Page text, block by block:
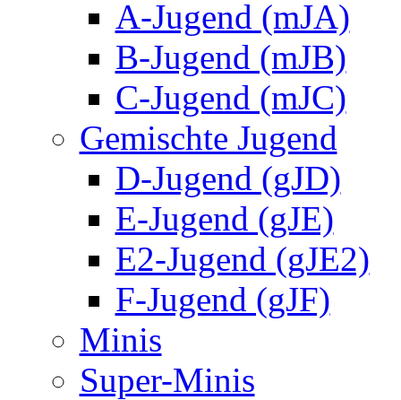
A-Jugend (mJA)
B-Jugend (mJB)
C-Jugend (mJC)
Gemischte Jugend
D-Jugend (gJD)
E-Jugend (gJE)
E2-Jugend (gJE2)
F-Jugend (gJF)
Minis
Super-Minis